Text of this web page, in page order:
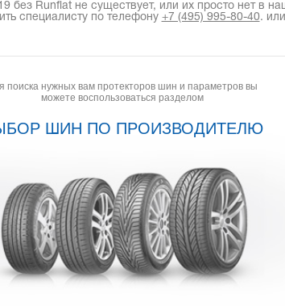
Runflat не существует, или их просто нет в
специалисту по телефону +7 (495) 995-80-40.
поиска нужных вам протекторов шин и параметров вы
можете воспользоваться разделом
ШИН ПО ПРОИЗВОДИТЕЛЮ